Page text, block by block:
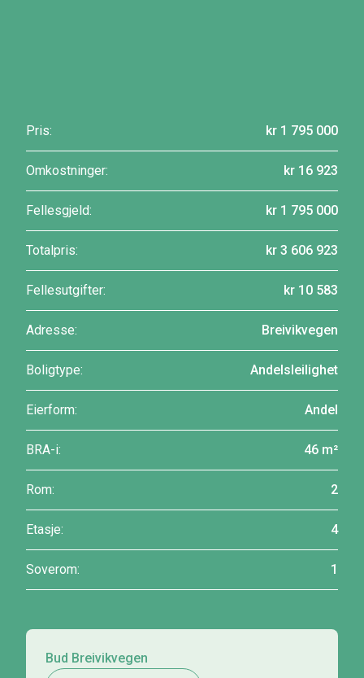
Pris: kr 1 795 000
Omkostninger: kr 16 923
Fellesgjeld: kr 1 795 000
Totalpris: kr 3 606 923
Fellesutgifter: kr 10 583
Adresse: Breivikvegen
Boligtype: Andelsleilighet
Eierform: Andel
BRA-i: 46 m²
Rom: 2
Etasje: 4
Soverom: 1
Bud Breivikvegen